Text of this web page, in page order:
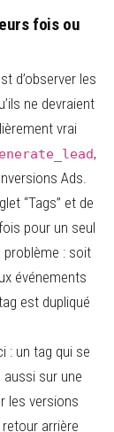
fois ou
d’observer les
ne devraient
vrai
,
Ads.
“Tags” et de
pour un seul
problème : soit
événements
est dupliqué
: un tag qui se
sur une
les versions
arrière